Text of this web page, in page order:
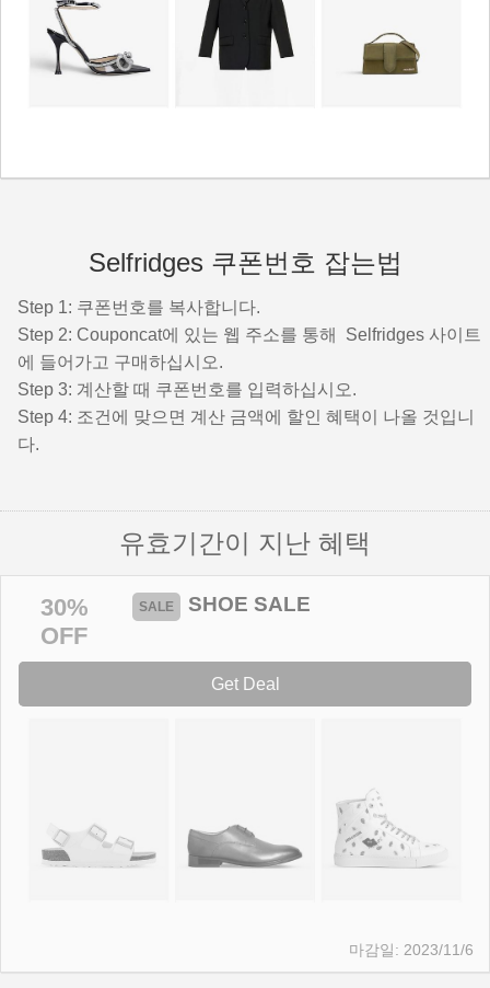
Selfridges 쿠폰번호 잡는법
Step 1: 쿠폰번호를 복사합니다.
Step 2: Couponcat에 있는 웹 주소를 통해 Selfridges 사이트
에 들어가고 구매하십시오.
Step 3: 계산할 때 쿠폰번호를 입력하십시오.
Step 4: 조건에 맞으면 계산 금액에 할인 혜택이 나올 것입니
다.
유효기간이 지난 혜택
30%
OFF
SHOE SALE
Get Deal
2023/11/6